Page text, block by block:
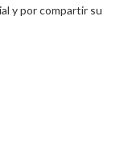
y por compartir su